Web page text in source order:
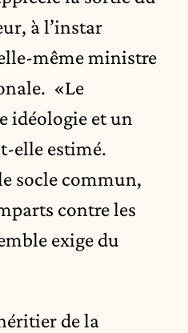
à l’instar
même ministre
«Le
idéologie et un
elle estimé.
socle commun,
contre les
exige du
de la